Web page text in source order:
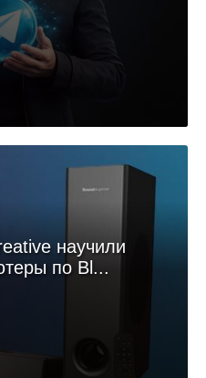
научили
по Bl...